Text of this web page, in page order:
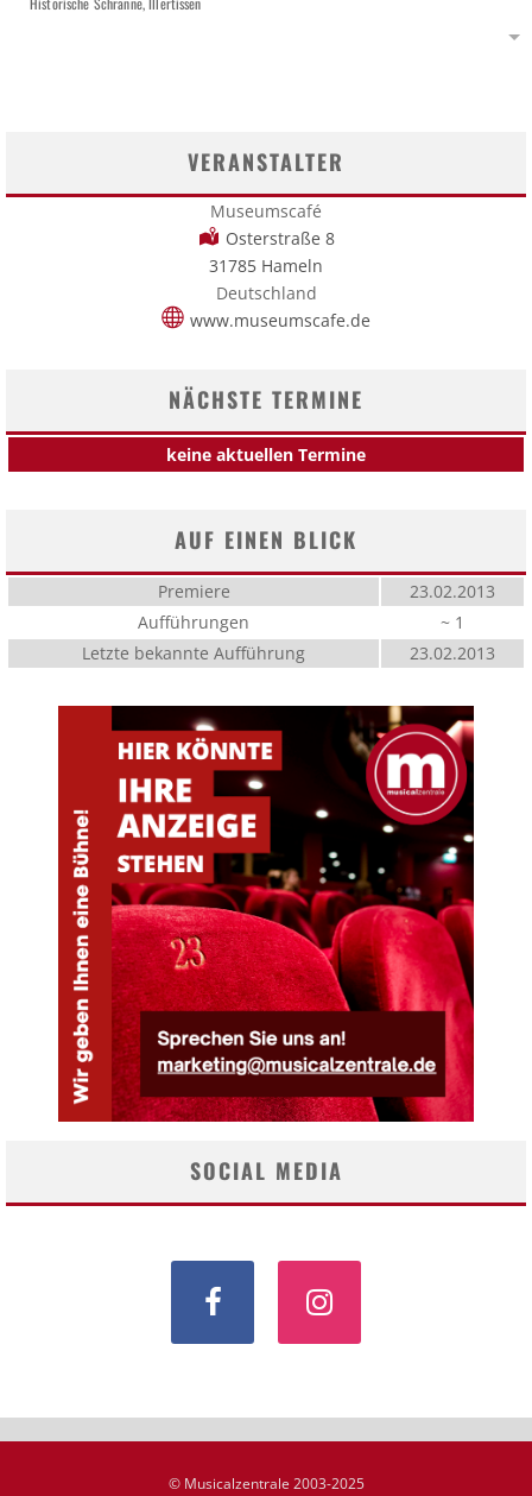
VERANSTALTER
Museumscafé
Osterstraße 8
31785 Hameln
Deutschland
www.museumscafe.de
NÄCHSTE TERMINE
keine aktuellen Termine
AUF EINEN BLICK
Premiere
23.02.2013
Aufführungen
~ 1
Letzte bekannte Aufführung
23.02.2013
SOCIAL MEDIA
© Musicalzentrale 2003-2025